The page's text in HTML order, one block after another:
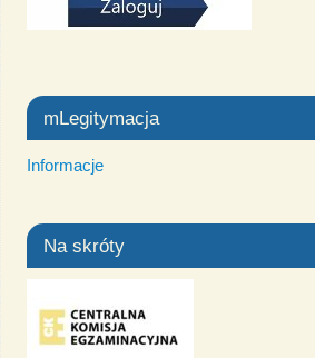
mLegitymacja
Informacje
Na skróty